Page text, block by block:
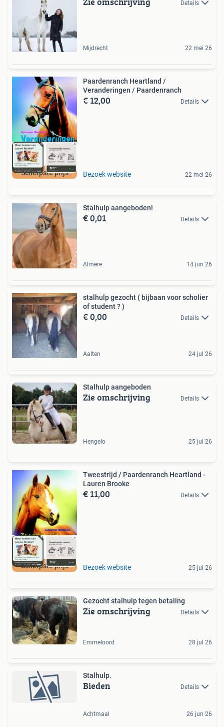
Details
Mijdrecht 22 mei 26
Scherpste prijs
Paardenranch Heartland /
Veranderingen / Paardenranch
€ 12,00 Details
Bezoek website 22 mei 26
Stalhulp aangeboden!
€ 0,01 Details
Almere 14 jun 26
stalhulp gezocht ( bijbaan voor scholier
of student ? )
€ 0,00 Details
Aalten 24 jul 26
Stalhulp aangeboden
Zie omschrijving Details
Hengelo 25 jul 26
Scherpste prijs
Tweestrijd / Paardenranch Heartland -
Lauren Brooke
€ 11,00 Details
Bezoek website 25 jul 26
Gezocht stalhulp tegen betaling
Zie omschrijving Details
Emmeloord 28 jul 26
Stalhulp.
Bieden Details
Achtmaal 26 jun 26